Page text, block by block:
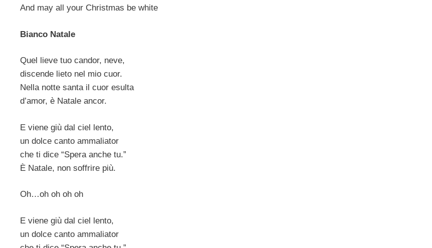
And may all your Christmas be white
Bianco Natale
Quel lieve tuo candor, neve,
discende lieto nel mio cuor.
Nella notte santa il cuor esulta
d’amor, è Natale ancor.
E viene giù dal ciel lento,
un dolce canto ammaliator
che ti dice “Spera anche tu.”
È Natale, non soffrire più.
Oh…oh oh oh oh
E viene giù dal ciel lento,
un dolce canto ammaliator